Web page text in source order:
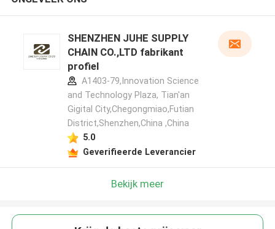
SHENZHEN JUHE SUPPLY
CHAIN CO.,LTD fabrikant
profiel
A1403-79,Innovation Science
and Technology Plaza, Tian'an
Gigital City,Chegongmiao,Futian
District,Shenzhen,China ,China
5.0
Geverifieerde Leverancier
Bekijk meer